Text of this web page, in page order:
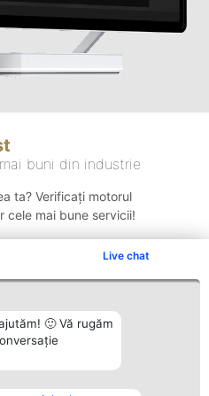
Live chat
🙂 Vă rugăm
buni din industrie
ta? Verificați motorul
cele mai bune servicii!